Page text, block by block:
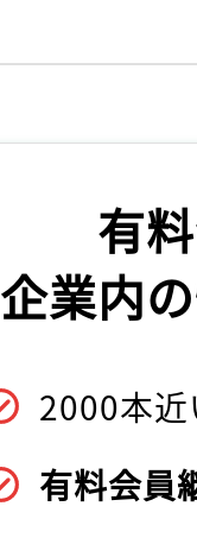
有
企業内
2000本
有料会員